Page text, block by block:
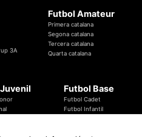
3A
Futbol Amateur
Primera catalana
Segona catalana
Tercera catalana
Quarta catalana
Futbol Base
Futbol Cadet
Futbol Infantil